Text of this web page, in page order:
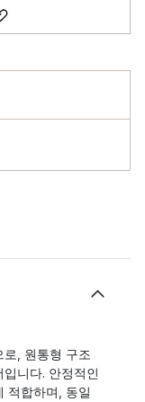
, 원통형 구조
니다. 안정적인
적합하며, 동일